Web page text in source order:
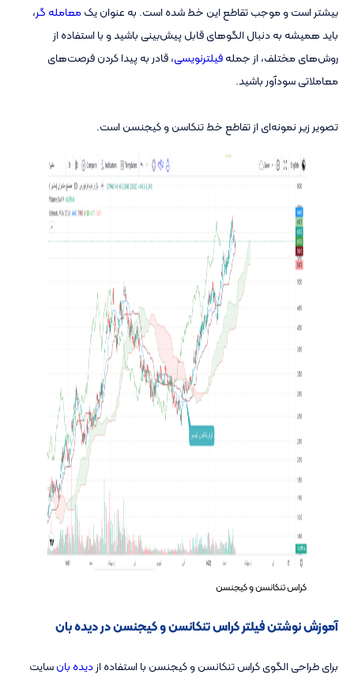
بیشتر است و موجب تقاطع این خط شده است. به عنوان یکمعامله گر،
باید همیشه به دنبال الگوهای قابل پیش‌بینی باشید و با استفاده از
روش‌های مختلف، از جملهفیلترنویسی، قادر به پیدا کردن فرصت‌های
معاملاتی سودآور باشید.
تصویر زیر نمونه‌ای از تقاطع خط تنکاسن و کیجنسن است.
کراس تنکانسن و کیجنسن
آموزش نوشتن فیلتر کراس تنکانسن و کیجنسن در دیده بان
برای طراحی الگوی کراس تنکانسن و کیجنسن با استفاده ازدیده بانسایت